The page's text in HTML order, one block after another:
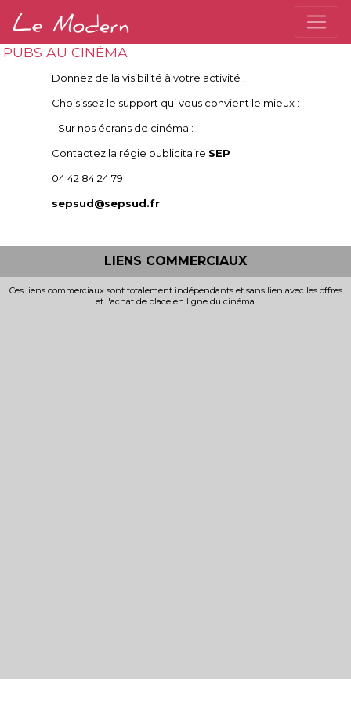
PUBS AU CINÉMA
Donnez de la visibilité à votre activité !
Choisissez le support qui vous convient le mieux :
- Sur nos écrans de cinéma :
Contactez la régie publicitaire SEP
04 42 84 24 79
sepsud@sepsud.fr
LIENS COMMERCIAUX
Ces liens commerciaux sont totalement indépendants et sans lien avec les offres
et l'achat de place en ligne du cinéma.